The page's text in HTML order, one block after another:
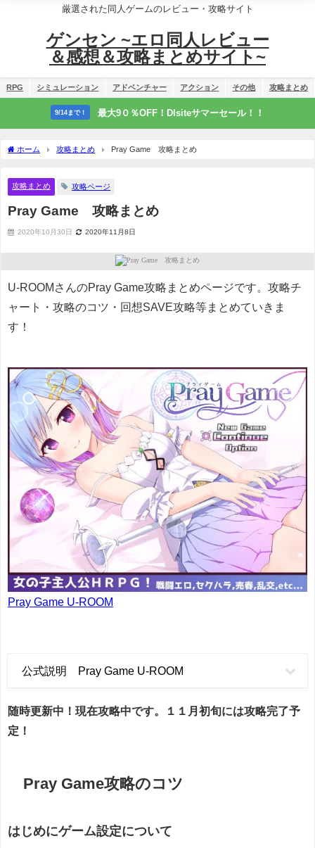
厳選された同人ゲームのレビュー・攻略サイト
ゲンセン ~エロ同人レビュー
＆感想＆攻略まとめサイト~
RPG シミュレーション アドベンチャー アクション その他 攻略まとめ
9/14まで！ 最大9０％OFF！Dlsiteサマーセール！！
ホーム 攻略まとめ Pray Game 攻略まとめ
攻略まとめ 攻略ページ
Pray Game 攻略まとめ
2020年10月30日 2020年11月8日
U-ROOMさんのPray Game攻略まとめページです。攻略チ
ャート・攻略のコツ・回想SAVE攻略等まとめていきま
す！
Pray Game U-ROOM
公式説明 Pray Game U-ROOM
随時更新中！現在攻略中です。１１月初旬には攻略完了予
定！
Pray Game攻略のコツ
はじめにゲーム設定について